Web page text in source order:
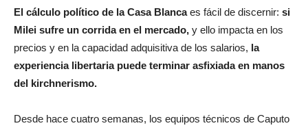
El cálculo político de la Casa Blancaes fácil de discernir: si
Milei sufre un corrida en el mercado, y ello impacta en los
precios y en la capacidad adquisitiva de los salarios, la
experiencia libertaria puede terminar asfixiada en manos
del kirchnerismo.
Desde hace cuatro semanas, los equipos técnicos de Caputo